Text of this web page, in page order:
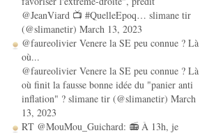
@JeanViard 📺 #QuelleEpoq… slimane tir
(@slimanetir) March 13, 2023
@faureolivier Venere la SE peu connue ? Là
où...
@faureolivier Venere la SE peu connue ? Là
où finit la fausse bonne idée du "panier anti
inflation" ? slimane tir (@slimanetir) March
13, 2023
RT @MouMou_Guichard: 📻 À 13h, je